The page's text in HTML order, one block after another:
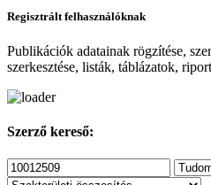
Regisztrált felhasználóknak
Publikációk adatainak rögzítése,
szerkesztése, listák, táblázatok,
Szerző kereső: